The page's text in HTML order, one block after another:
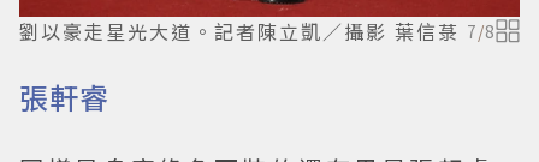
劉以豪走星光大道。記者陳立凱／攝影 葉信菉 7/8
張軒睿